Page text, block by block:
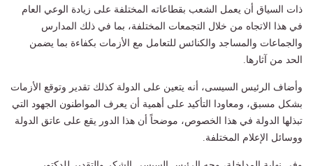
ذات السياق أن يعمل الشعب بقطاعاته المختلفة على زيادة الوعي العام
في هذا الاتجاه من خلال التجمعات المختلفة، بما في ذلك المدارس
والجماعات والمساجد والكنائس للتعامل مع الأزمات بكفاءة بما يضمن
الحد من آثارها.
وأضاف الرئيس السيسى، أنه يتعين على الدولة كذلك تقدير وتوقع الأزمات
بشكل مسبق، ومعاودا التأكيد على أهمية أن يعرف المواطنون الجهود التي
تبذلها الدولة في هذا الخصوص، موضحاً أن هذا الدور يقع على عاتق الدولة
ووسائل الإعلام المختلفة.